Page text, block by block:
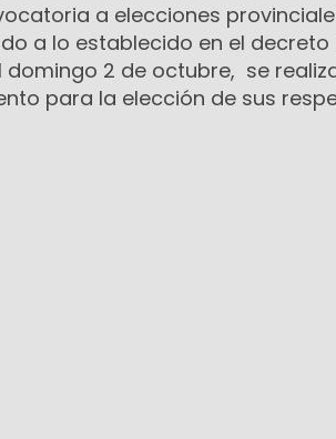
a elecciones
a lo establecido en el decreto
domingo 2 de octubre, se
para la elección de sus